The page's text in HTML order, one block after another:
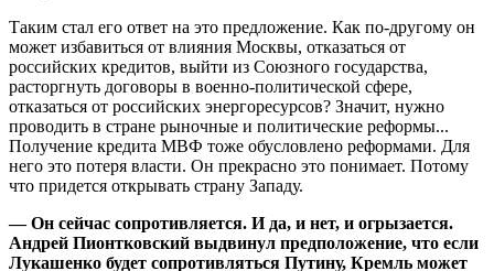
Таким стал его ответ на это предложение. Как по-другому он
может избавиться от влияния Москвы, отказаться от
российских кредитов, выйти из Союзного государства,
расторгнуть договоры в военно-политической сфере,
отказаться от российских энергоресурсов? Значит, нужно
проводить в стране рыночные и политические реформы...
Получение кредита МВФ тоже обусловлено реформами. Для
него это потеря власти. Он прекрасно это понимает. Потому
что придется открывать страну Западу.
— Он сейчас сопротивляется. И да, и нет, и огрызается.
Андрей Пионтковский выдвинул предположение, что если
Лукашенко будет сопротивляться Путину, Кремль может